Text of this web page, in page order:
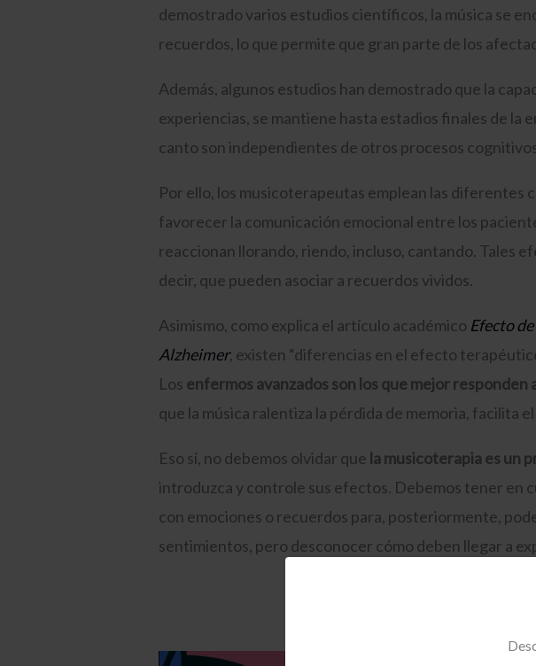
demostrado varios estudios científicos, la música se
recuerdos, lo que permite que gran parte de los
Además, algunos estudios han demostrado que la
experiencias, se mantiene hasta estadios finales de la
canto son independientes de otros procesos
Por ello, los musicoterapeutas emplean las diferentes
favorecer la comunicación emocional entre los
reaccionan llorando, riendo, incluso, cantando. Tales
decir, que pueden asociar a recuerdos vividos.
Asimismo, como explica el artículo académico Efecto
Alzheimer, existen “diferencias en el efecto
Los enfermos avanzados son los que mejor responden
que la música ralentiza la pérdida de memoria, facilita
Eso sí, no debemos olvidar que la musicoterapia es un
introduzca y controle sus efectos. Debemos tener en
con emociones o recuerdos para, posteriormente,
sentimientos, pero desconocer cómo deben llegar a